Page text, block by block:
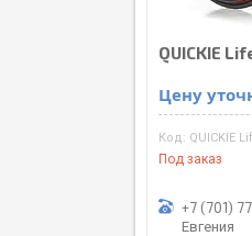
QUICKIE
Цену
QUICKIE
Под заказ
+7 (701)
Евгения